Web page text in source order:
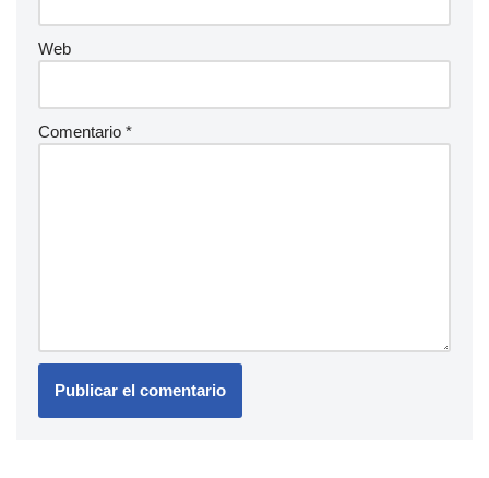
Web
Comentario *